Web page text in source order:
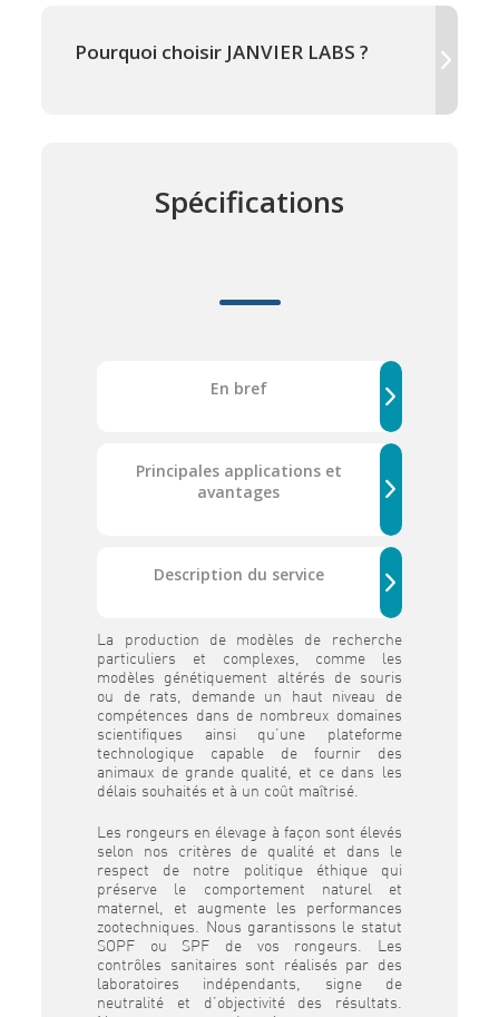
Pourquoi choisir JANVIER LABS ?
Spécifications
En bref
Principales applications et
avantages
Description du service
La production de modèles de recherche
particuliers et complexes, comme les
modèles génétiquement altérés de souris
ou de rats, demande un haut niveau de
compétences dans de nombreux domaines
scientifiques ainsi qu’une plateforme
technologique capable de fournir des
animaux de grande qualité, et ce dans les
délais souhaités et à un coût maîtrisé.
Les rongeurs en élevage à façon sont élevés
selon nos critères de qualité et dans le
respect de notre politique éthique qui
préserve le comportement naturel et
maternel, et augmente les performances
zootechniques. Nous garantissons le statut
SOPF ou SPF de vos rongeurs. Les
contrôles sanitaires sont réalisés par des
laboratoires indépendants, signe de
neutralité et d’objectivité des résultats.